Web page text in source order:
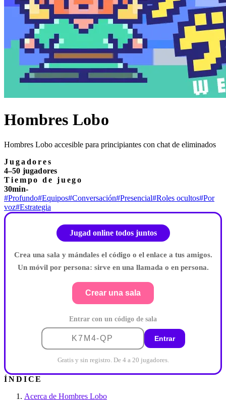
Hombres Lobo
Hombres Lobo accesible para principiantes con chat de eliminados
Jugadores
4–50 jugadores
Tiempo de juego
30min-
#Profundo#Equipos#Conversación#Presencial#Roles ocultos#Por
voz#Estrategia
Jugad online todos juntos
Crea una sala y mándales el código o el enlace a tus amigos.
Un móvil por persona: sirve en una llamada o en persona.
Crear una sala
Entrar con un código de sala
Entrar
Gratis y sin registro. De 4 a 20 jugadores.
ÍNDICE
Acerca de Hombres Lobo